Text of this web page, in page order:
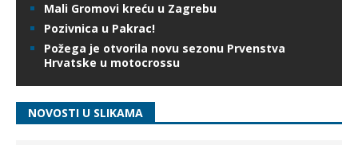
Mali Gromovi kreću u Zagrebu
Pozivnica u Pakrac!
Požega je otvorila novu sezonu Prvenstva
Hrvatske u motocrossu
NOVOSTI U SLIKAMA